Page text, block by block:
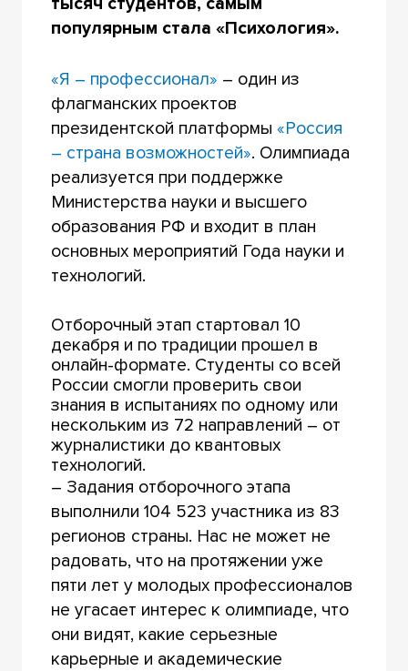
популярным стала «Психология».
«Я – профессионал» – один из
флагманских проектов
президентской платформы «Россия
– страна возможностей». Олимпиада
реализуется при поддержке
Министерства науки и высшего
образования РФ и входит в план
основных мероприятий Года науки и
технологий.
Отборочный этап стартовал 10
декабря и по традиции прошел в
онлайн-формате. Студенты со всей
России смогли проверить свои
знания в испытаниях по одному или
нескольким из 72 направлений – от
журналистики до квантовых
технологий.
– Задания отборочного этапа
выполнили 104 523 участника из 83
регионов страны. Нас не может не
радовать, что на протяжении уже
пяти лет у молодых профессионалов
не угасает интерес к олимпиаде, что
они видят, какие серьезные
карьерные и академические